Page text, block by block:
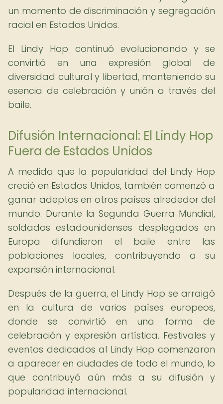
un momento de discriminación y segregación
racial en Estados Unidos.
El Lindy Hop continuó evolucionando y se
convirtió en una expresión global de
diversidad cultural y libertad, manteniendo su
esencia de celebración y unión a través del
baile.
Difusión Internacional: El Lindy Hop
Fuera de Estados Unidos
A medida que la popularidad del Lindy Hop
creció en Estados Unidos, también comenzó a
ganar adeptos en otros países alrededor del
mundo. Durante la Segunda Guerra Mundial,
soldados estadounidenses desplegados en
Europa difundieron el baile entre las
poblaciones locales, contribuyendo a su
expansión internacional.
Después de la guerra, el Lindy Hop se arraigó
en la cultura de varios países europeos,
donde se convirtió en una forma de
celebración y expresión artística. Festivales y
eventos dedicados al Lindy Hop comenzaron
a aparecer en ciudades de todo el mundo, lo
que contribuyó aún más a su difusión y
popularidad internacional.